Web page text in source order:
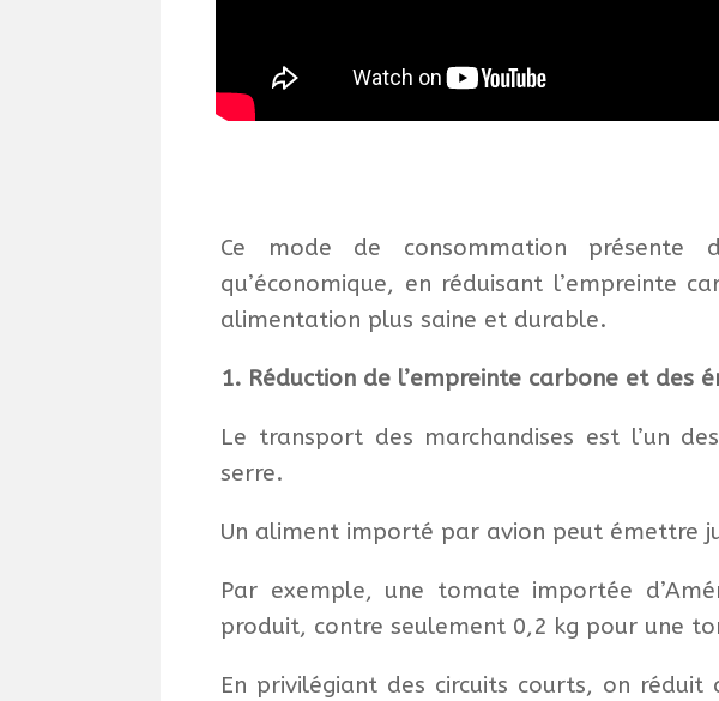
Ce mode de consommation
qu’économique, en réduisant l’empreinte
alimentation plus saine et durable.
1. Réduction de l’empreinte carbone et des
Le transport des marchandises est l’un
serre.
Un aliment importé par avion peut émettre
Par exemple, une tomate importée
produit, contre seulement 0,2 kg pour une
En privilégiant des circuits courts, on